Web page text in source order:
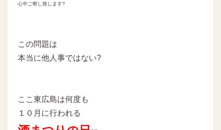
心中ご察し致します?
この問題は
本当に他人事ではない?
ここ東広島は何度も
１０月に行われる